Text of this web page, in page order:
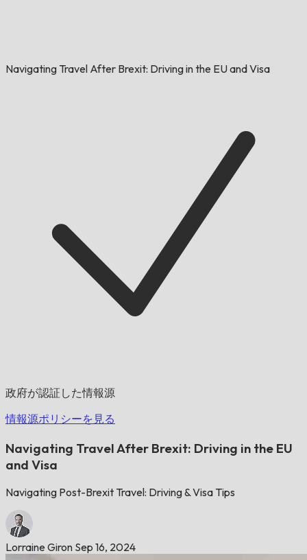
Navigating Travel After Brexit: Driving in the EU and Visa
政府が認証した情報源
情報源ポリシーを見る
Navigating Travel After Brexit: Driving in the EU
and Visa
Navigating Post-Brexit Travel: Driving & Visa Tips
Lorraine Giron Sep 16, 2024